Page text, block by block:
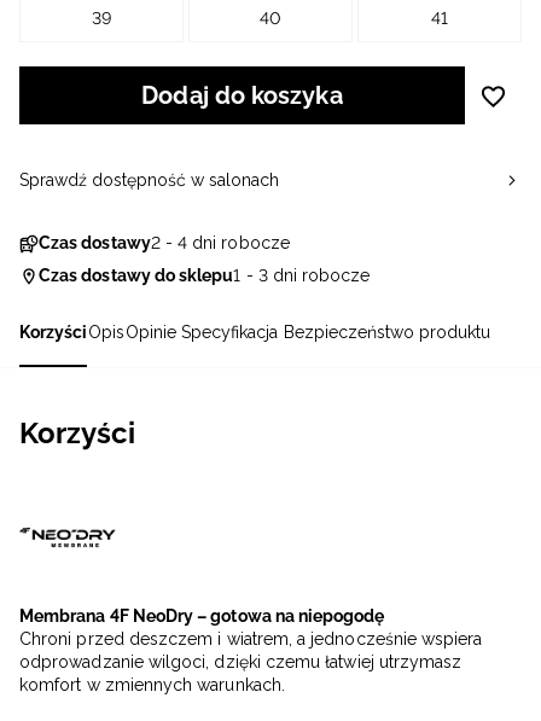
KorzyściOpisOpinie Specyfikacja Bezpieczeństwo produktu
Korzyści
Membrana 4F NeoDry – gotowa na niepogodę
Chroni przed deszczem i wiatrem, a jednocześnie wspiera
odprowadzanie wilgoci, dzięki czemu łatwiej utrzymasz
komfort w zmiennych warunkach.
39 40 41
Dodaj do koszyka
Czas dostawy2 - 4 dni robocze
Czas dostawy do sklepu1 - 3 dni robocze
Sprawdź dostępność w salonach